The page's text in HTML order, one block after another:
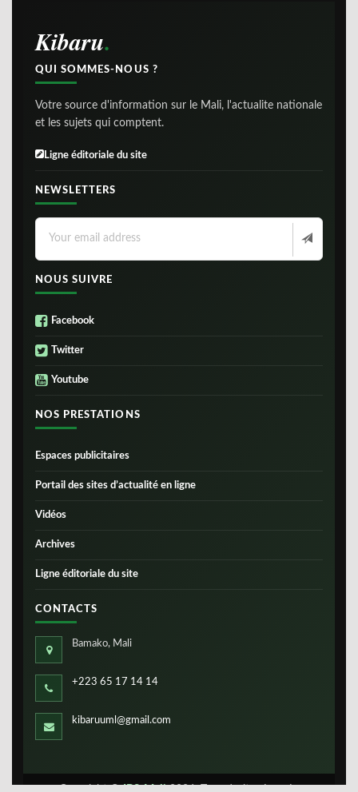
Kibaru
QUI SOMMES-NOUS ?
Votre source d'information sur le Mali, l'actualite nationale
et les sujets qui comptent.
Ligne éditoriale du site
NEWSLETTERS
NOUS SUIVRE
Facebook
Twitter
Youtube
NOS PRESTATIONS
Espaces publicitaires
Portail des sites d’actualité en ligne
Vidéos
Archives
Ligne éditoriale du site
CONTACTS
Bamako, Mali
+223 65 17 14 14
kibaruuml@gmail.com